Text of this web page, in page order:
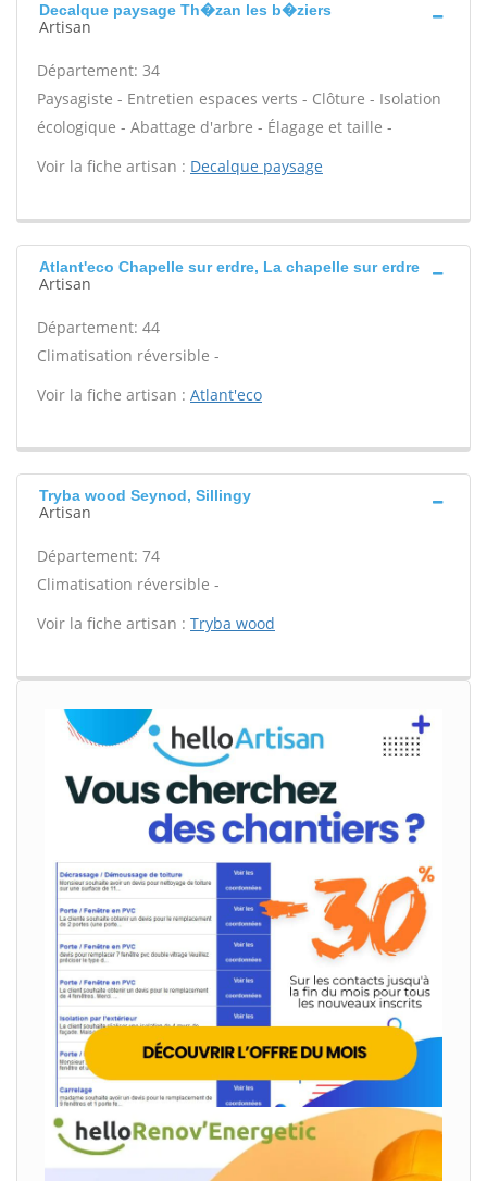
Decalque paysage Th�zan les b�ziers
Artisan
Département: 34
Paysagiste - Entretien espaces verts - Clôture - Isolation
écologique - Abattage d'arbre - Élagage et taille -
Voir la fiche artisan : Decalque paysage
Atlant'eco Chapelle sur erdre, La chapelle sur erdre
Artisan
Département: 44
Climatisation réversible -
Voir la fiche artisan : Atlant'eco
Tryba wood Seynod, Sillingy
Artisan
Département: 74
Climatisation réversible -
Voir la fiche artisan : Tryba wood